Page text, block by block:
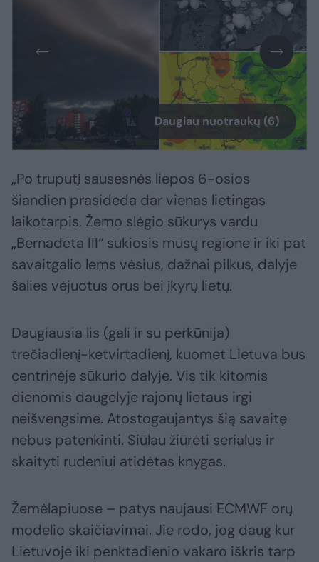
Daugiau nuotraukų (6)
„Po truputį sausesnės liepos 6-osios
šiandien prasideda dar vienas lietingas
laikotarpis. Žemo slėgio sūkurys vardu
„Bernadeta III“ sukiosis mūsų regione ir iki pat
savaitgalio lems vėsius, dažnai pilkus, dalyje
šalies vėjuotus orus bei įkyrų lietų.
Daugiausia lis (gali ir su perkūnija)
trečiadienį-ketvirtadienį, kuomet Lietuva bus
centrinėje sūkurio dalyje. Vis tik kitomis
dienomis daugelyje rajonų lietaus irgi
neišvengsime. Atostogaujantys šią savaitę
nebus patenkinti. Siūlau žiūrėti serialus ir
skaityti rudeniui atidėtas knygas.
Žemėlapiuose – patys naujausi ECMWF orų
modelio skaičiavimai. Jie rodo, jog daug kur
Lietuvoje iki penktadienio vakaro iškris tarp